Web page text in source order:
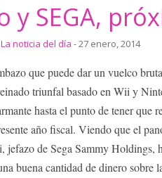
y SEGA,
La noticia del día - 27 enero, 2014
que puede dar un vuelco
triunfal basado en Wii y
hasta el punto de tener que
año fiscal. Viendo que el
jefazo de Sega Sammy Holdings,
buena cantidad de dinero sobre